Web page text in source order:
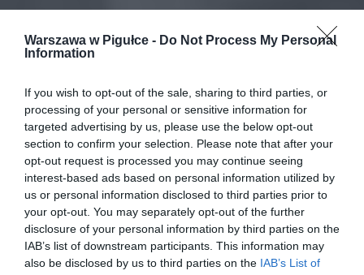
Warszawa w Pigułce - Do Not Process My Personal
Information
If you wish to opt-out of the sale, sharing to third parties, or
processing of your personal or sensitive information for
targeted advertising by us, please use the below opt-out
section to confirm your selection. Please note that after your
opt-out request is processed you may continue seeing
interest-based ads based on personal information utilized by
us or personal information disclosed to third parties prior to
your opt-out. You may separately opt-out of the further
disclosure of your personal information by third parties on the
IAB’s list of downstream participants. This information may
also be disclosed by us to third parties on the IAB’s List of